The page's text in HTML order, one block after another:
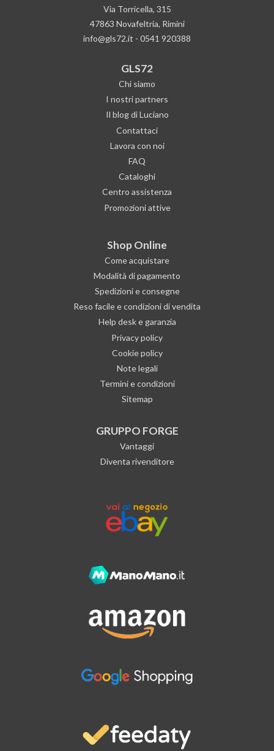
Via Torricella, 315
47863 Novafeltria, Rimini
info@gls72.it - 0541 920388
GLS72
Chi siamo
I nostri partners
Il blog di Luciano
Contattaci
Lavora con noi
FAQ
Cataloghi
Centro assistenza
Promozioni attive
Shop Online
Come acquistare
Modalità di pagamento
Spedizioni e consegne
Reso facile e condizioni di vendita
Help desk e garanzia
Privacy policy
Cookie policy
Note legali
Termini e condizioni
Sitemap
GRUPPO FORGE
Vantaggi
Diventa rivenditore